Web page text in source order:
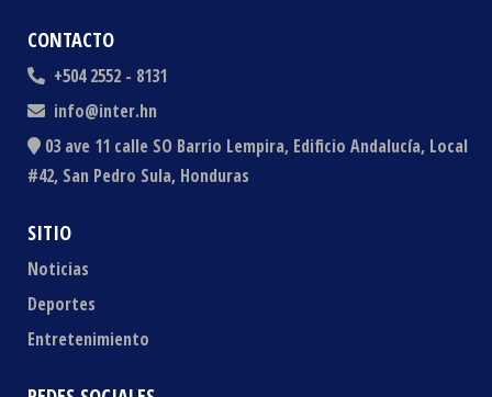
CONTACTO
+504 2552 - 8131
info@inter.hn
03 ave 11 calle SO Barrio Lempira, Edificio Andalucía, Local
#42, San Pedro Sula, Honduras
SITIO
Noticias
Deportes
Entretenimiento